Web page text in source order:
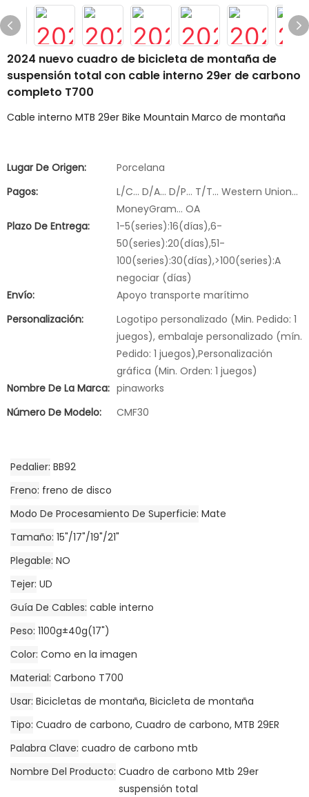
2024 nuevo cuadro de bicicleta de montaña de
suspensión total con cable interno 29er de carbono
completo T700
Cable interno MTB 29er Bike Mountain Marco de montaña
Lugar De Origen:
Porcelana
Pagos:
L/C... D/A... D/P... T/T... Western Union...
MoneyGram... OA
Plazo De Entrega:
1-5(series):16(días),6-
50(series):20(días),51-
100(series):30(días),>100(series):A
negociar (días)
Envío:
Apoyo transporte marítimo
Personalización:
Logotipo personalizado (Min. Pedido: 1
juegos), embalaje personalizado (mín.
Pedido: 1 juegos),Personalización
gráfica (Min. Orden: 1 juegos)
Nombre De La Marca: pinaworks
Número De Modelo:
CMF30
Pedalier BB92
Freno freno de disco
Modo De Procesamiento De Superficie Mate
Tamaño 15"/17"/19"/21"
Plegable NO
Tejer UD
Guía De Cables cable interno
Peso 1100g±40g(17")
Color Como en la imagen
Material Carbono T700
Usar Bicicletas de montaña, Bicicleta de montaña
Tipo Cuadro de carbono, Cuadro de carbono, MTB 29ER
Palabra Clave cuadro de carbono mtb
Nombre Del Producto Cuadro de carbono Mtb 29er
suspensión total